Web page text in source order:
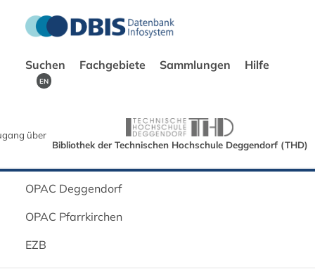
Suchen Fachgebiete Sammlungen Hilfe
EN
über
Bibliothek der Technischen Hochschule Deggendorf (THD)
OPAC Deggendorf
OPAC Pfarrkirchen
EZB